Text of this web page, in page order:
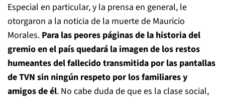
Especial en particular, y la prensa en general, le
otorgaron a la noticia de la muerte de Mauricio
Morales. Para las peores páginas de la historia del
gremio en el país quedará la imagen de los restos
humeantes del fallecido transmitida por las pantallas
de TVN sin ningún respeto por los familiares y
amigos de él. No cabe duda de que es la clase social,